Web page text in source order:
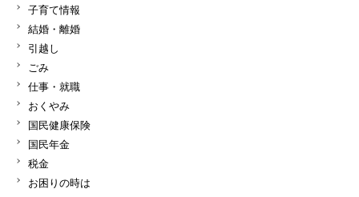
子育て情報
結婚・離婚
引越し
ごみ
仕事・就職
おくやみ
国民健康保険
国民年金
税金
お困りの時は